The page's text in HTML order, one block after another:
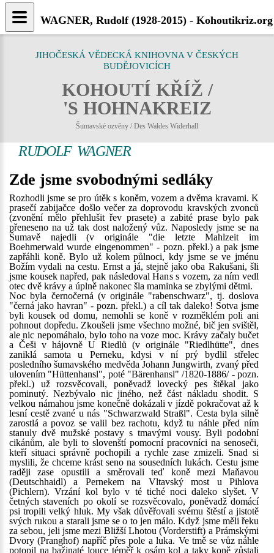
JIHOČESKÁ VĚDECKÁ KNIHOVNA V ČESKÝCH
BUDĚJOVICÍCH
KOHOUTÍ KŘÍŽ /
'S HOHNAKREIZ
Šumavské ozvěny / Des Waldes Widerhall
RUDOLF WAGNER
Zde jsme svobodnými sedláky
Rozhodli jsme se pro útěk s koněm, vozem a dvěma kravami. K
prasečí zabijačce došlo večer za doprovodu kravských zvonců
(zvonění mělo přehlušit řev prasete) a zabité prase bylo pak
přeneseno na už tak dost naložený vůz. Naposledy jsme se na
Šumavě najedli (v originále "die letzte Mahlzeit im
Boehmerwald wurde eingenommen" - pozn. překl.) a pak jsme
zapřáhli koně. Bylo už kolem půlnoci, kdy jsme se ve jménu
Božím vydali na cestu. Ernst a já, stejně jako oba Rakušani, šli
jsme kousek napřed, pak následoval Hans s vozem, za ním vedl
otec dvě krávy a úplně nakonec šla maminka se zbylými dětmi.
Noc byla černočerná (v originále "rabenschwarz", tj. doslova
"černá jako havran" - pozn. překl.) a cíl tak daleko! Sotva jsme
byli kousek od domu, nemohli se koně v rozměklém poli ani
pohnout dopředu. Zkoušeli jsme všechno možné, bič jen svištěl,
ale nic nepomáhalo, bylo toho na voze moc. Krávy začaly bučet
a Češi v hájovně U Riedlů (v originále "Riedlhütte", dnes
zaniklá samota u Perneku, kdysi v ní prý bydlil střelec
posledního šumavského medvěda Johann Jungwirth, zvaný před
ulovením "Hüttenhansl", poté "Bärenhansl" /1820-1886/ - pozn.
překl.) už rozsvěcovali, poněvadž lovecký pes štěkal jako
pominutý. Nezbývalo nic jiného, než část nákladu shodit. S
velkou námahou jsme konečně dokázali v jízdě pokračovat až k
lesní cestě zvané u nás "Schwarzwald Straßl". Cesta byla silně
zarostlá a povoz se valil bez rachotu, když tu náhle před ním
stanuly dvě mužské postavy s tmavými vousy. Byli podobní
cikánům, ale byli to slovenští pomocní pracovníci na senoseči,
kteří situaci správně pochopili a rychle zase zmizeli. Snad si
myslili, že chceme krást seno na sousedních lukách. Cestu jsme
raději zase opustili a směrovali teď koně mezi Maňavou
(Deutschhaidl) a Pernekem na Vltavský most u Pihlova
(Pichlern). Vrzání kol bylo v té tiché noci daleko slyšet. V
četných staveních po okolí se rozsvěcovalo, poněvadž domácí
psi tropili velký hluk. My však důvěřovali svému štěstí a jistotě
svých rukou a starali jsme se o to jen málo. Když jsme měli řeku
za sebou, jeli jsme mezi Bližší Lhotou (Vorderstift) a Prámskými
Dvory (Pranghof) napříč přes pole a luka. Ve tmě se vůz náhle
potopil na bažinaté louce téměř k osám kol a taky koně zůstali
WAGNER, Rudolf (1928-2015) - Kohoutikriz.org